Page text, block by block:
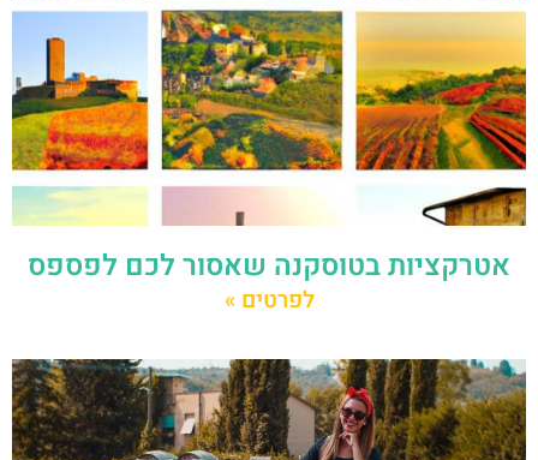
אטרקציות בטוסקנה שאסור לכם לפספס
לפרטים »